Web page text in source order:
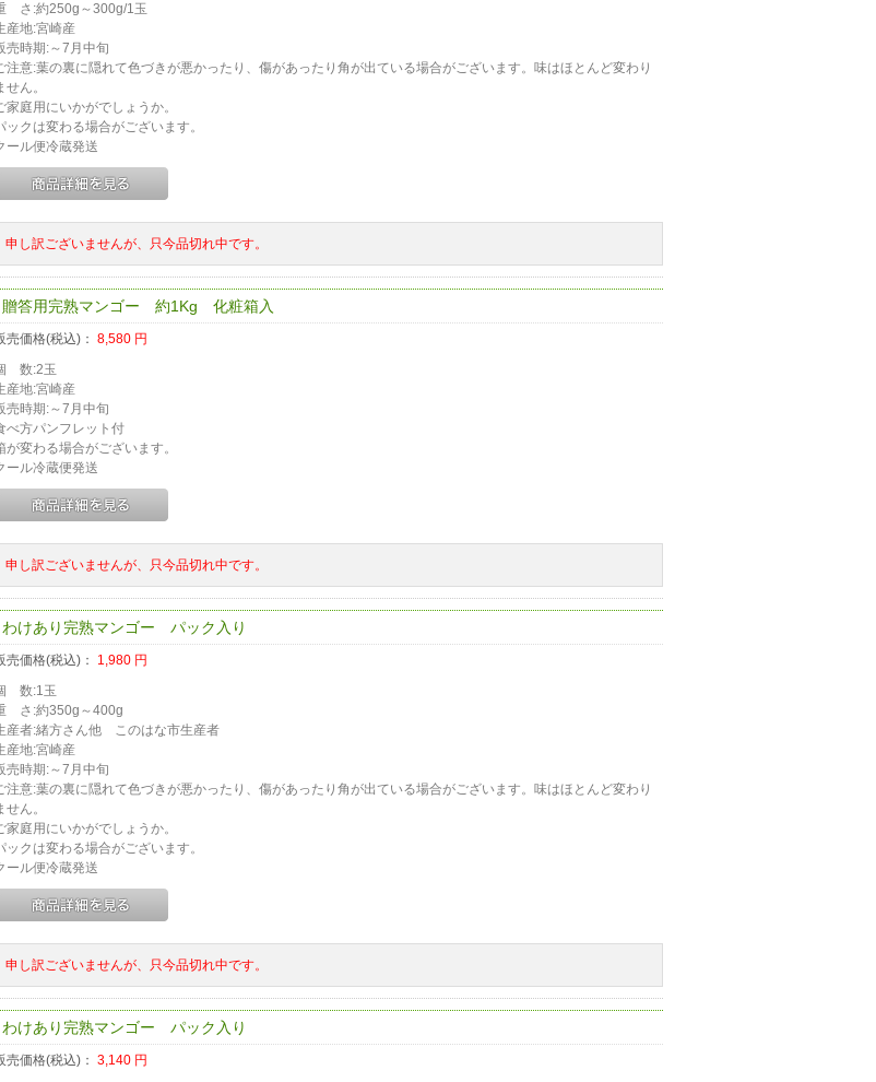
さ:約250g～300g/1玉
産地:宮崎産
売時期:～7月中旬
注意:葉の裏に隠れて色づきが悪かったり、傷があったり角が出ている場合がございます。味はほとんど変わり
せん。
家庭用にいかがでしょうか。
ックは変わる場合がございます。
ール便冷蔵発送
申し訳ございませんが、只今品切れ中です。
贈答用完熟マンゴー 約1Kg 化粧箱入
売価格(税込)：8,580 円
数:2玉
産地:宮崎産
売時期:～7月中旬
べ方パンフレット付
が変わる場合がございます。
ール冷蔵便発送
申し訳ございませんが、只今品切れ中です。
わけあり完熟マンゴー パック入り
売価格(税込)： 1,980 円
数:1玉
さ:約350g～400g
産者:緒方さん他 このはな市生産者
産地:宮崎産
売時期:～7月中旬
注意:葉の裏に隠れて色づきが悪かったり、傷があったり角が出ている場合がございます。味はほとんど変わり
せん。
家庭用にいかがでしょうか。
ックは変わる場合がございます。
ール便冷蔵発送
申し訳ございませんが、只今品切れ中です。
わけあり完熟マンゴー パック入り
売価格(税込)：3,140 円